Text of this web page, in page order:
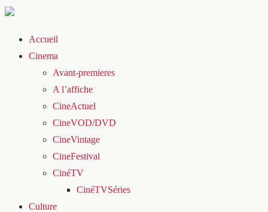
Accueil
Cinema
Avant-premieres
A l’affiche
CineActuel
CineVOD/DVD
CineVintage
CineFestival
CinéTV
CinéTVSéries
Culture